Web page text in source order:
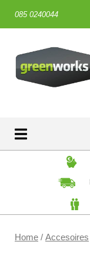
085 0240044
Home / Accesoires